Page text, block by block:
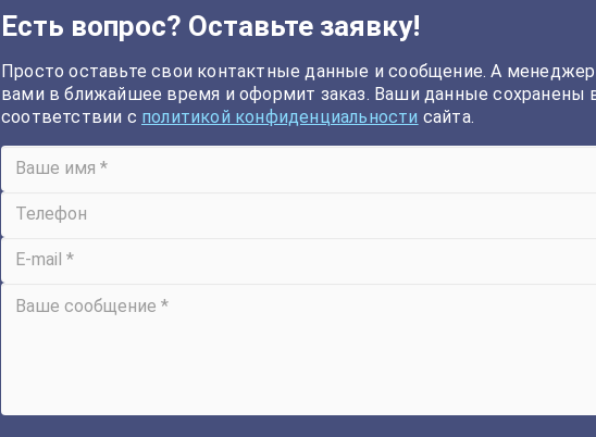
Есть вопрос? Оставьте заявку!
Просто оставьте свои контактные данные и сообщение. А
вами в ближайшее время и оформит заказ. Ваши данные сохранены
соответствии с политикой конфиденциальности сайта.